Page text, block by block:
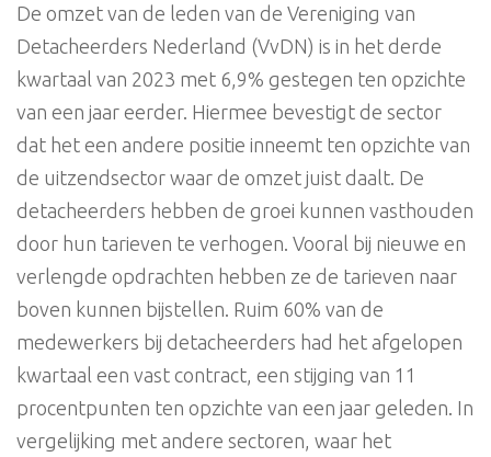
De omzet van de leden van de Vereniging van
Detacheerders Nederland (VvDN) is in het derde
kwartaal van 2023 met 6,9% gestegen ten opzichte
van een jaar eerder. Hiermee bevestigt de sector
dat het een andere positie inneemt ten opzichte van
de uitzendsector waar de omzet juist daalt. De
detacheerders hebben de groei kunnen vasthouden
door hun tarieven te verhogen. Vooral bij nieuwe en
verlengde opdrachten hebben ze de tarieven naar
boven kunnen bijstellen. Ruim 60% van de
medewerkers bij detacheerders had het afgelopen
kwartaal een vast contract, een stijging van 11
procentpunten ten opzichte van een jaar geleden. In
vergelijking met andere sectoren, waar het